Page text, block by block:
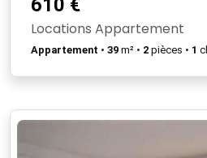
610 €
Locations Appartement
Appartement • 39 m² • 2 pièces • 1